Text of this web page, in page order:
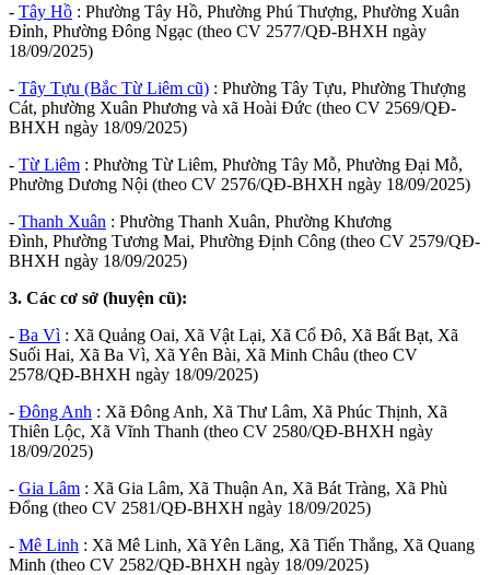
- Tây Hồ : Phường Tây Hồ, Phường Phú Thượng, Phường Xuân
Đỉnh, Phường Đông Ngạc (theo CV 2577/QĐ-BHXH ngày
18/09/2025)
- Tây Tựu (Bắc Từ Liêm cũ) : Phường Tây Tựu, Phường Thượng
Cát, phường Xuân Phương và xã Hoài Đức (theo CV 2569/QĐ-
BHXH ngày 18/09/2025)
- Từ Liêm : Phường Từ Liêm, Phường Tây Mỗ, Phường Đại Mỗ,
Phường Dương Nội (theo CV 2576/QĐ-BHXH ngày 18/09/2025)
- Thanh Xuân : Phường Thanh Xuân, Phường Khương
Đình, Phường Tương Mai, Phường Định Công (theo CV 2579/QĐ-
BHXH ngày 18/09/2025)
3. Các cơ sở (huyện cũ):
- Ba Vì : Xã Quảng Oai, Xã Vật Lại, Xã Cổ Đô, Xã Bất Bạt, Xã
Suối Hai, Xã Ba Vì, Xã Yên Bài, Xã Minh Châu (theo CV
2578/QĐ-BHXH ngày 18/09/2025)
- Đông Anh : Xã Đông Anh, Xã Thư Lâm, Xã Phúc Thịnh, Xã
Thiên Lộc, Xã Vĩnh Thanh (theo CV 2580/QĐ-BHXH ngày
18/09/2025)
- Gia Lâm : Xã Gia Lâm, Xã Thuận An, Xã Bát Tràng, Xã Phù
Đổng (theo CV 2581/QĐ-BHXH ngày 18/09/2025)
- Mê Linh : Xã Mê Linh, Xã Yên Lãng, Xã Tiến Thắng, Xã Quang
Minh (theo CV 2582/QĐ-BHXH ngày 18/09/2025)